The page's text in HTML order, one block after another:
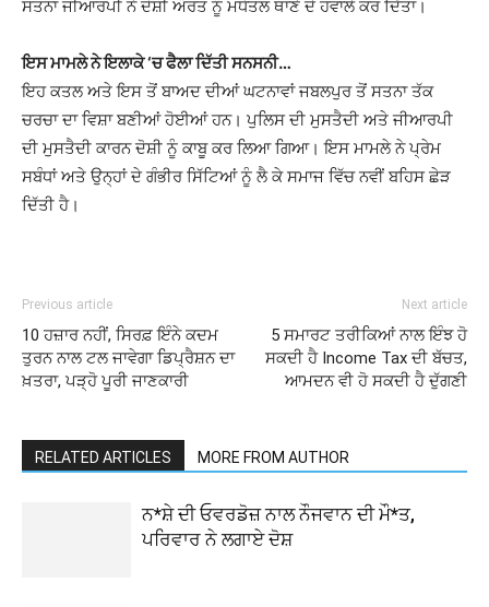
ਸਤਨਾ ਜੀਆਰਪੀ ਨੇ ਦੋਸ਼ੀ ਔਰਤ ਨੂੰ ਮਧੋਤਲ ਥਾਣੇ ਦੇ ਹਵਾਲੇ ਕਰ ਦਿੱਤਾ।
ਇਸ ਮਾਮਲੇ ਨੇ ਇਲਾਕੇ ‘ਚ ਫੈਲਾ ਦਿੱਤੀ ਸਨਸਨੀ…
ਇਹ ਕਤਲ ਅਤੇ ਇਸ ਤੋਂ ਬਾਅਦ ਦੀਆਂ ਘਟਨਾਵਾਂ ਜਬਲਪੁਰ ਤੋਂ ਸਤਨਾ ਤੱਕ
ਚਰਚਾ ਦਾ ਵਿਸ਼ਾ ਬਣੀਆਂ ਹੋਈਆਂ ਹਨ। ਪੁਲਿਸ ਦੀ ਮੁਸਤੈਦੀ ਅਤੇ ਜੀਆਰਪੀ
ਦੀ ਮੁਸਤੈਦੀ ਕਾਰਨ ਦੋਸ਼ੀ ਨੂੰ ਕਾਬੂ ਕਰ ਲਿਆ ਗਿਆ। ਇਸ ਮਾਮਲੇ ਨੇ ਪ੍ਰੇਮ
ਸਬੰਧਾਂ ਅਤੇ ਉਨ੍ਹਾਂ ਦੇ ਗੰਭੀਰ ਸਿੱਟਿਆਂ ਨੂੰ ਲੈ ਕੇ ਸਮਾਜ ਵਿੱਚ ਨਵੀਂ ਬਹਿਸ ਛੇੜ
ਦਿੱਤੀ ਹੈ।
Previous article
10 ਹਜ਼ਾਰ ਨਹੀਂ, ਸਿਰਫ਼ ਇੰਨੇ ਕਦਮ
ਤੁਰਨ ਨਾਲ ਟਲ ਜਾਵੇਗਾ ਡਿਪ੍ਰੈਸ਼ਨ ਦਾ
ਖ਼ਤਰਾ, ਪੜ੍ਹੋ ਪੂਰੀ ਜਾਣਕਾਰੀ
Next article
5 ਸਮਾਰਟ ਤਰੀਕਿਆਂ ਨਾਲ ਇੰਝ ਹੋ
ਸਕਦੀ ਹੈ Income Tax ਦੀ ਬੱਚਤ,
ਆਮਦਨ ਵੀ ਹੋ ਸਕਦੀ ਹੈ ਦੁੱਗਣੀ
RELATED ARTICLES MORE FROM AUTHOR
ਨ*ਸ਼ੇ ਦੀ ਓਵਰਡੋਜ਼ ਨਾਲ ਨੌਜਵਾਨ ਦੀ ਮੌ*ਤ,
ਪਰਿਵਾਰ ਨੇ ਲਗਾਏ ਦੋਸ਼